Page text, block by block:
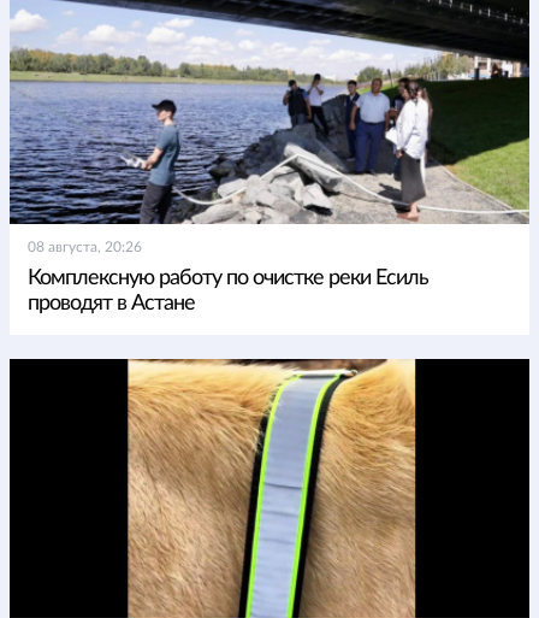
08 августа, 20:26
Комплексную работу по очистке реки Есиль
проводят в Астане